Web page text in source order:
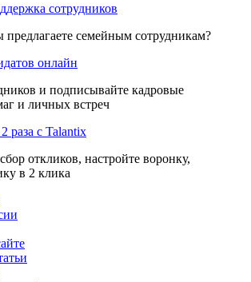
сотрудников
предлагаете семейным сотрудникам?
онлайн
и подписывайте кадровые
и личных встреч
раза с Talantix
откликов, настройте воронку,
в 2 клика